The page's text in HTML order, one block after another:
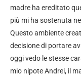
madre ha ereditato
più mi ha sostenuta
Questo ambiente
decisione di portare
oggi vedo le stesse
mio nipote Andrei, il